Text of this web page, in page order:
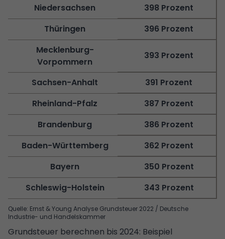
Quelle: Ernst & Young Analyse Grundsteuer 2022 / Deutsche
Industrie- und Handelskammer
Niedersachsen
398 Prozent
Thüringen
396 Prozent
Mecklenburg-
Vorpommern
393 Prozent
Sachsen-Anhalt
391 Prozent
Rheinland-Pfalz
387 Prozent
Brandenburg
386 Prozent
Baden-Württemberg
362 Prozent
Bayern
350 Prozent
Schleswig-Holstein
343 Prozent
Grundsteuer berechnen bis 2024: Beispiel